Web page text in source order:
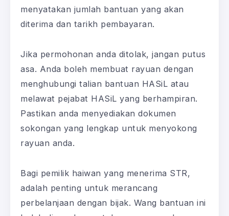
menyatakan jumlah bantuan yang akan
diterima dan tarikh pembayaran.
Jika permohonan anda ditolak, jangan putus
asa. Anda boleh membuat rayuan dengan
menghubungi talian bantuan HASiL atau
melawat pejabat HASiL yang berhampiran.
Pastikan anda menyediakan dokumen
sokongan yang lengkap untuk menyokong
rayuan anda.
Bagi pemilik haiwan yang menerima STR,
adalah penting untuk merancang
perbelanjaan dengan bijak. Wang bantuan ini